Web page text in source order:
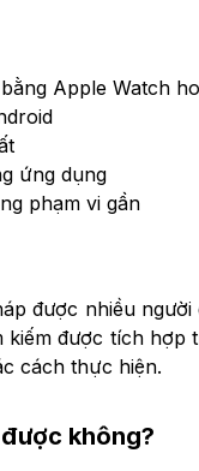
Apple Watch
ứng dụng
phạm vi gần
được nhiều
được tích
cách thực hiện.
không?